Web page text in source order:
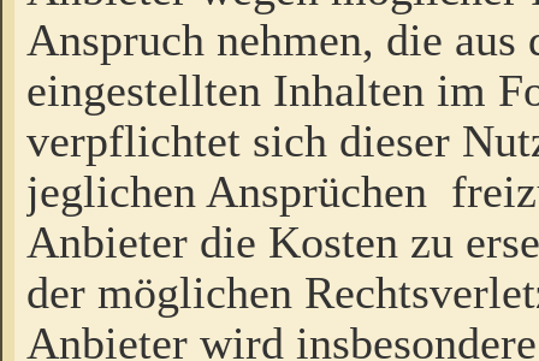
Anspruch nehmen, die
eingestellten Inhalten im
verpflichtet sich dieser
jeglichen Ansprüchen
Anbieter die Kosten zu
der möglichen
Anbieter wird